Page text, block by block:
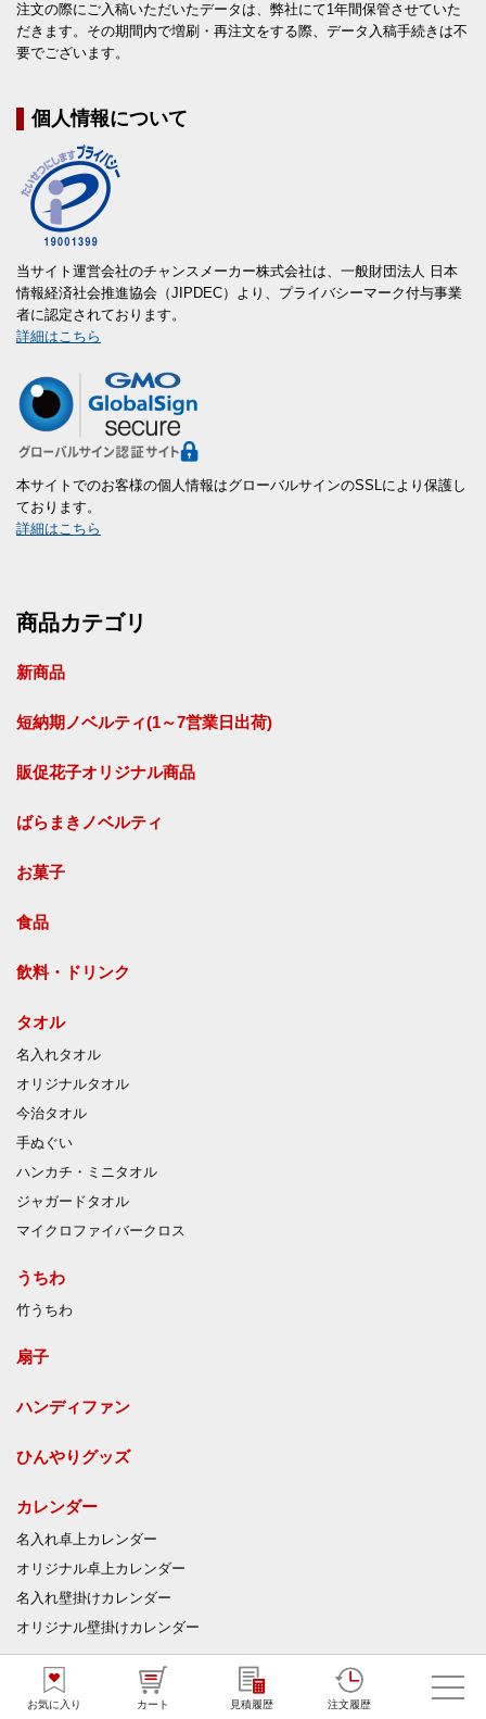
お気に入り カート 見積履歴 注文履歴
注文の際にご入稿いただいたデータは、弊社にて1年間保管させていた
だきます。その期間内で増刷・再注文をする際、データ入稿手続きは不
要でございます。
個人情報について
当サイト運営会社のチャンスメーカー株式会社は、一般財団法人 日本
情報経済社会推進協会（JIPDEC）より、プライバシーマーク付与事業
者に認定されております。
詳細はこちら
本サイトでのお客様の個人情報はグローバルサインのSSLにより保護し
ております。
詳細はこちら
商品カテゴリ
新商品
短納期ノベルティ(1～7営業日出荷)
販促花子オリジナル商品
ばらまきノベルティ
お菓子
食品
飲料・ドリンク
タオル
名入れタオル
オリジナルタオル
今治タオル
手ぬぐい
ハンカチ・ミニタオル
ジャガードタオル
マイクロファイバークロス
うちわ
竹うちわ
扇子
ハンディファン
ひんやりグッズ
カレンダー
名入れ卓上カレンダー
オリジナル卓上カレンダー
名入れ壁掛けカレンダー
オリジナル壁掛けカレンダー
衛生・リラックス・ケア用品
ウェットティッシュ